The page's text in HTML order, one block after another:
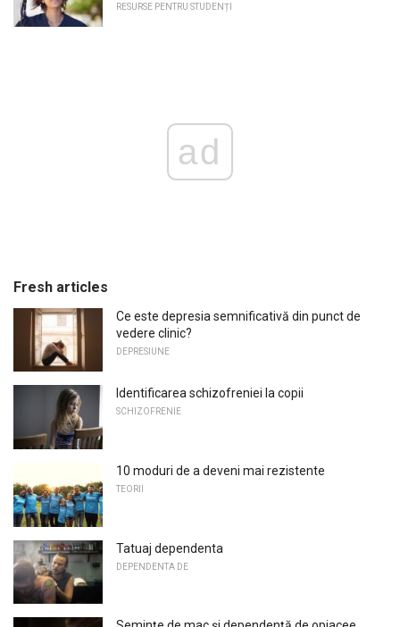
RESURSE PENTRU STUDENȚI
ad
Fresh articles
Ce este depresia semnificativă din punct de
vedere clinic?
DEPRESIUNE
Identificarea schizofreniei la copii
SCHIZOFRENIE
10 moduri de a deveni mai rezistente
TEORII
Tatuaj dependenta
DEPENDENTA DE